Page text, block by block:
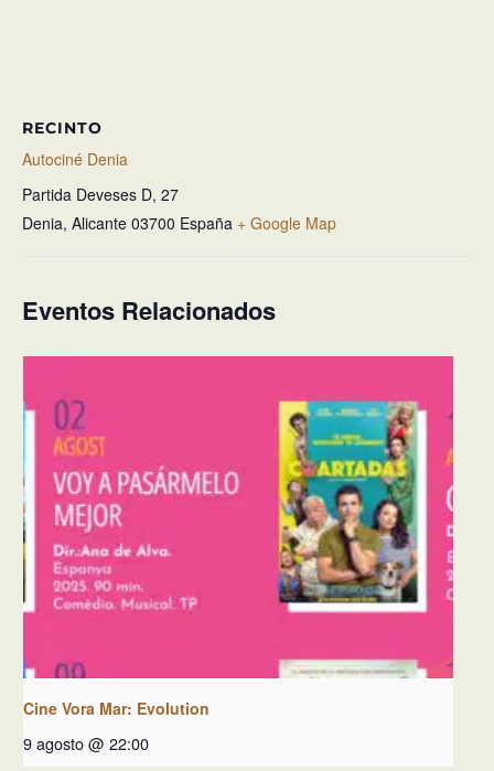
RECINTO
Autociné Denia
Partida Deveses D, 27
Denia, Alicante 03700 España + Google Map
Eventos Relacionados
Cine Vora Mar: Evolution
9 agosto @ 22:00